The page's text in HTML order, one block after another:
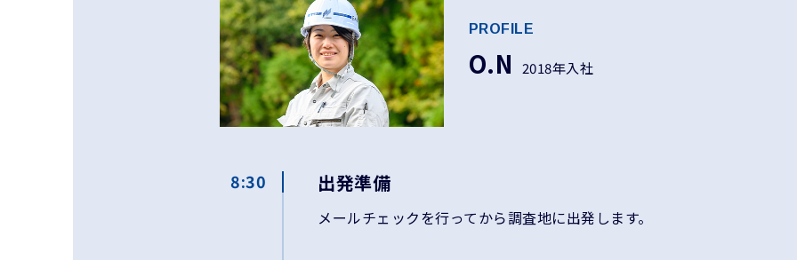
PROFILE
O.N 2018年入社
8:30 出発準備
メールチェックを行ってから調査地に出発します。